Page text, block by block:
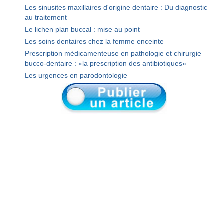
Les sinusites maxillaires d'origine dentaire : Du diagnostic
au traitement
Le lichen plan buccal : mise au point
Les soins dentaires chez la femme enceinte
Prescription médicamenteuse en pathologie et chirurgie
bucco-dentaire : «la prescription des antibiotiques»
Les urgences en parodontologie